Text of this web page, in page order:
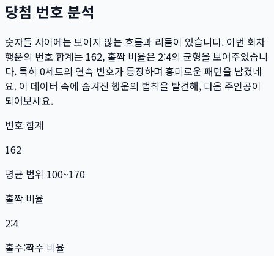
당첨 번호 분석
숫자들 사이에는 보이지 않는 흐름과 리듬이 있습니다. 이번 회차
행운의 번호 합계는 162, 홀짝 비율은 2:4의 균형을 보여주었습니
다. 특히 0세트의 연속 번호가 등장하며 흥미로운 패턴을 남겼네
요. 이 데이터 속에 숨겨진 행운의 법칙을 발견해, 다음 주인공이
되어보세요.
번호 합계
162
평균 범위 100~170
홀짝 비율
2:4
홀수:짝수 비율